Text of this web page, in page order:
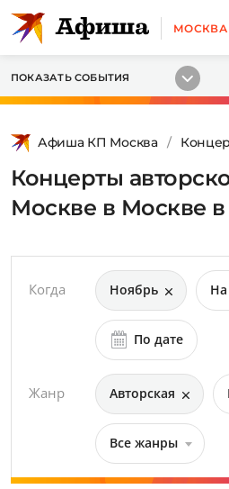
МОСКВА
ПОКАЗАТЬ СОБЫТИЯ
Афиша КП Москва
Концерты
Москве в Москве
Когда Ноябрь
По дате
Жанр Авторская
Все жанры